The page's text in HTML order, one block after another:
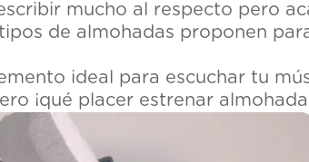
mucho al respecto pero
de almohadas proponen
ideal para escuchar tu
¡qué placer estrenar